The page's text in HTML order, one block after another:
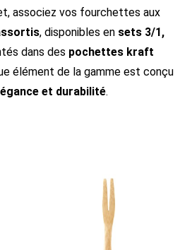
associez vos fourchettes aux
, disponibles en sets 3/1,
dans des pochettes kraft
élément de la gamme est conçu
et durabilité.